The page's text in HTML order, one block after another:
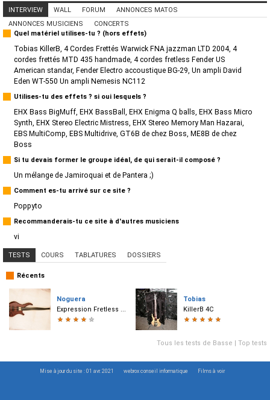
INTERVIEW WALL FORUM
ANNONCES MATOS
ANNONCES MUSICIENS
CONCERTS
Quel matériel utilises-tu ? (hors effets)
Tobias KillerB, 4 Cordes Frettés Warwick FNA jazzman LTD 2004, 4
cordes frettés MTD 435 handmade, 4 cordes fretless Fender US
American standar, Fender Electro accoustique BG-29, Un ampli David
Eden WT-550 Un ampli Nemesis NC112
Utilises-tu des effets ? si oui lesquels ?
EHX Bass BigMuff, EHX BassBall, EHX Enigma Q balls, EHX Bass Micro
Synth, EHX Stereo Electric Mistress, EHX Stereo Memory Man Hazarai,
EBS MultiComp, EBS Multidrive, GT6B de chez Boss, ME8B de chez
Boss
Si tu devais former le groupe idéal, de qui serait-il composé ?
Un mélange de Jamiroquai et de Pantera ;)
Comment es-tu arrivé sur ce site ?
Poppyto
Recommanderais-tu ce site à d'autres musiciens
vi
TESTS COURS TABLATURES DOSSIERS
Récents
Noguera
Expression Fretless ...
★ ★ ★ ★ ★
Tobias
KillerB 4C
★ ★ ★ ★ ★
Tous les tests de Basse Top tests
Mise à jour du site : 01 avr. 2021 webrox conseil informatique Films à voir